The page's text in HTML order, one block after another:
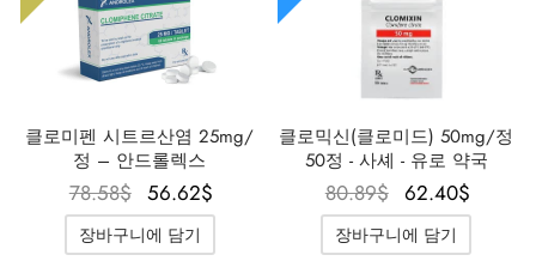
클로미펜 시트르산염 25mg/
정 – 안드롤렉스
78.58$
원래 가
격은
78.58$였
56.62$
56.62$입
장바구니에 담기
클로믹신(클로미드) 50mg/정
50정 - 사셰 - 유로 약국
80.89$
원래 가
격은
80.89$였
62.40$
장바구니에 담기